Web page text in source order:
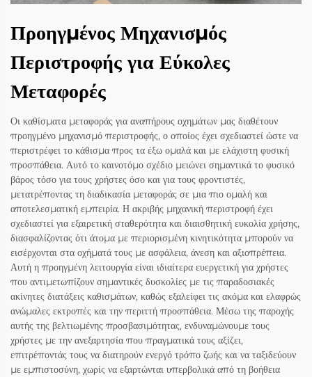
Προηγμένος Μηχανισμός
Περιστροφής για Εύκολες
Μεταφορές
Οι καθίσματα μεταφοράς για αναπήρους οχημάτων μας διαθέτουν
προηγμένο μηχανισμό περιστροφής, ο οποίος έχει σχεδιαστεί ώστε να
περιστρέφει το κάθισμα προς τα έξω ομαλά και με ελάχιστη φυσική
προσπάθεια. Αυτό το καινοτόμο σχέδιο μειώνει σημαντικά το φυσικό
βάρος τόσο για τους χρήστες όσο και για τους φροντιστές,
μετατρέποντας τη διαδικασία μεταφοράς σε μια πιο ομαλή και
αποτελεσματική εμπειρία. Η ακριβής μηχανική περιστροφή έχει
σχεδιαστεί για εξαιρετική σταθερότητα και διαισθητική ευκολία χρήσης,
διασφαλίζοντας ότι άτομα με περιορισμένη κινητικότητα μπορούν να
εισέρχονται στα οχήματά τους με ασφάλεια, άνεση και αξιοπρέπεια.
Αυτή η προηγμένη λειτουργία είναι ιδιαίτερα ευεργετική για χρήστες
που αντιμετωπίζουν σημαντικές δυσκολίες με τις παραδοσιακές
ακίνητες διατάξεις καθισμάτων, καθώς εξαλείφει τις ακόμα και ελαφρώς
ανώμαλες εκτροπές και την περιττή προσπάθεια. Μέσω της παροχής
αυτής της βελτιωμένης προσβασιμότητας, ενδυναμώνουμε τους
χρήστες με την ανεξαρτησία που πραγματικά τους αξίζει,
επιτρέποντάς τους να διατηρούν ενεργό τρόπο ζωής και να ταξιδεύουν
με εμπιστοσύνη, χωρίς να εξαρτώνται υπερβολικά από τη βοήθεια